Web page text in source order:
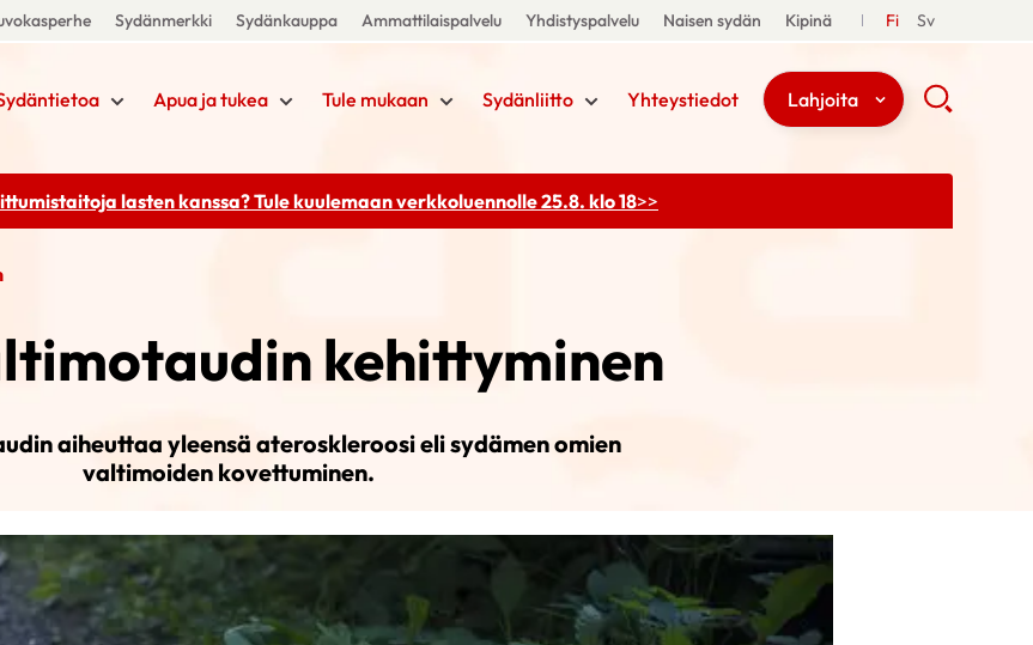
Sydänmerkki Sydänkauppa Ammattilaispalvelu Yhdistyspalvelu Naisen sydän Kipinä Fi Sv
Apua ja tukea Tule mukaan Sydänliitto Yhteystiedot Lahjoita
lasten kanssa? Tule kuulemaanverkkoluennolle 25.8. klo 18>>
kehittyminen
aiheuttaa yleensä ateroskleroosi eli sydämen omien
valtimoiden kovettuminen.